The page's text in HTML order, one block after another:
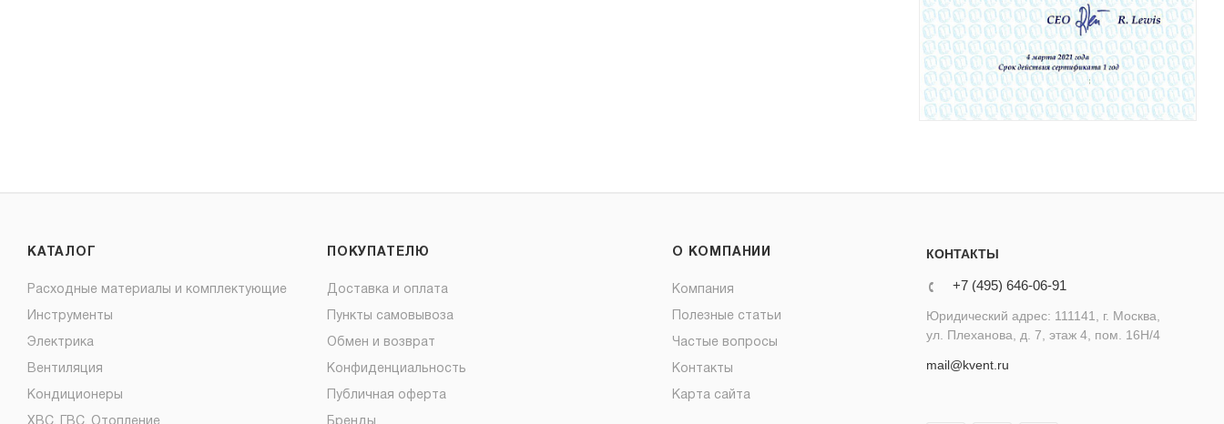
КАТАЛОГ
Расходные материалы и комплектующие
Инструменты
Электрика
Вентиляция
Кондиционеры
ПОКУПАТЕЛЮ
Доставка и оплата
Пункты самовывоза
Обмен и возврат
Конфиденциальность
Публичная оферта
О КОМПАНИИ
Компания
Полезные статьи
Частые вопросы
Контакты
Карта сайта
КОНТАКТЫ
+7 (495) 646-06-91
Юридический адрес: 111141, г. Москва,
ул. Плеханова, д. 7, этаж 4, пом. 16Н/4
mail@kvent.ru